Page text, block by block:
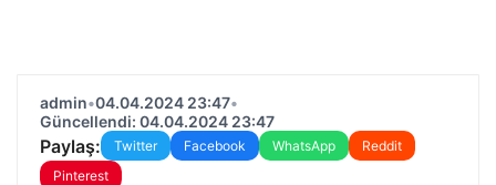
admin•04.04.2024 23:47•
Güncellendi: 04.04.2024 23:47
Paylaş: Twitter Facebook WhatsApp
Reddit
Pinterest